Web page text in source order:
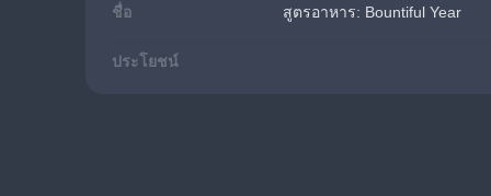
ชื่อ สูตรอาหาร: Bountiful Year
ประโยชน์